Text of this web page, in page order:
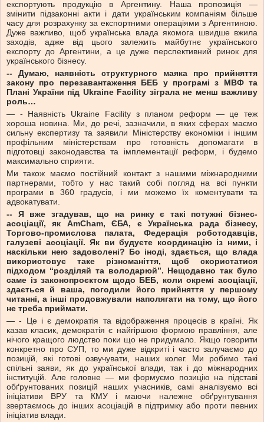
експортують продукцію в Аргентину. Наша пропозиція —
змінити підзаконні акти і дати українським компаніям більше
часу для розрахунку за експортними операціями з Аргентиною.
Дуже важливо, щоб українська влада якомога швидше вжила
заходів, адже від цього залежить майбутнє українського
експорту до Аргентини, а це дуже перспективний ринок для
українського бізнесу.
-- Думаю, наявність структурного маяка про прийняття
закону про перезавантаження БЕБ у програмі з МВФ та
Плані України під Ukraine Facility зіграла не менш важливу
роль…
— - Наявність Ukraine Facility з планом реформ — це теж
хороша новина. Ми, до речі, зазначили, в яких сферах маємо
сильну експертизу та заявили Міністерству економіки і іншим
профільним міністерствам про готовність допомагати в
підготовці законодавства та імплементації реформ, і будемо
максимально сприяти.
Ми також маємо постійний контакт з нашими міжнародними
партнерами, тобто у нас такий собі погляд на всі пункти
програми в 360 градусів, і ми можемо їх коментувати та
адвокатувати.
-- Я вже згадував, що на ринку є такі потужні бізнес-
асоціації, як AmCham, ЄБА, є Українська рада бізнесу,
Торгово-промислова палата, Федерація роботодавців,
галузеві асоціації. Як ви будуєте координацію із ними, і
наскільки нею задоволені? Бо іноді, здається, що влада
використовує таке різноманіття, щоб скористатися
підходом “розділяй та володарюй”. Нещодавно так було
саме із законопроєктом щодо БЕБ, коли окремі асоціації,
здається й ваша, погодили його прийняття у першому
читанні, а інші продовжували наполягати на тому, що його
не треба приймати.
— - Це і є демократія та відображення процесів в країні. Як
казав класик, демократія є найгіршою формою правління, але
нічого кращого людство поки що не придумало. Якщо говорити
конкретно про СУП, то ми дуже відкриті і часто залучаємо до
позицій, які готові озвучувати, наших колег. Ми робимо такі
спільні заяви, як до української влади, так і до міжнародних
інституцій. Але головне — ми формуємо позицію на підставі
обґрунтованих позицій наших учасників, самі аналізуємо всі
ініціативи ВРУ та КМУ і маючи належне обґрунтування
звертаємось до інших асоціацій в підтримку або проти певних
ініціатив влади.